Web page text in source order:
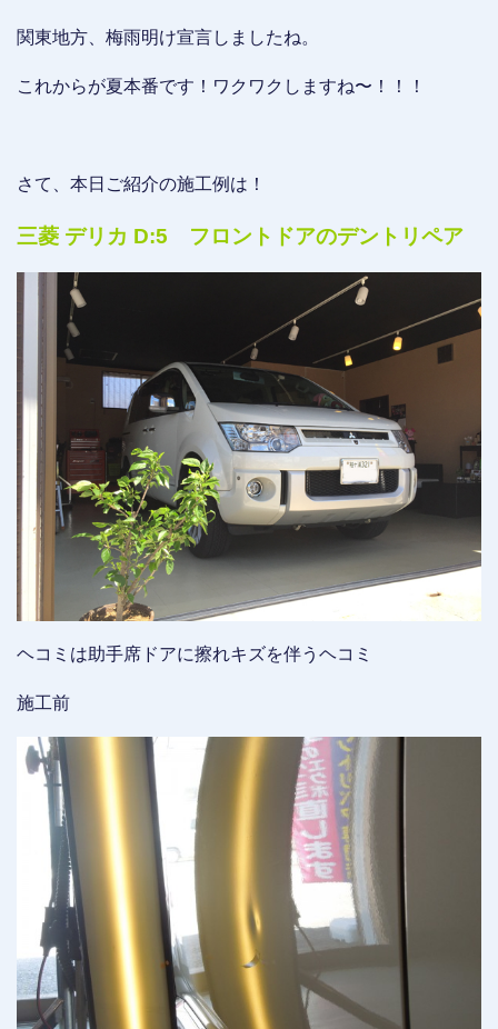
関東地方、梅雨明け宣言しましたね。
これからが夏本番です！ワクワクしますね〜！！！
さて、本日ご紹介の施工例は！
三菱 デリカ D:5 フロントドアのデントリペア
ヘコミは助手席ドアに擦れキズを伴うヘコミ
施工前